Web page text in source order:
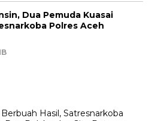
Dua Pemuda Kuasai
Polres Aceh